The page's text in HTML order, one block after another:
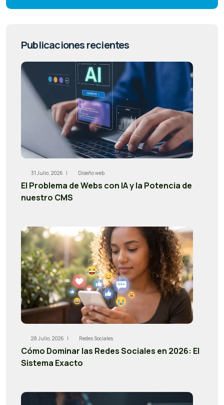
Publicaciones recientes
31 Julio, 2026 | Diseño web
El Problema de Webs con IA y la Potencia de
nuestro CMS
28 Julio, 2026 | Redes Sociales
Cómo Dominar las Redes Sociales en 2026: El
Sistema Exacto